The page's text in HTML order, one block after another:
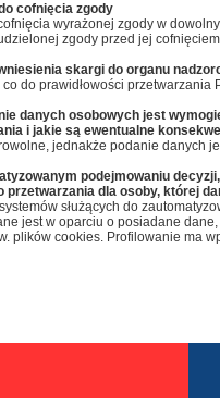
cofnięcia zgody
wyrażonej zgody w
zgody przed jej
skargi do organu
do prawidłowości
danych osobowych jest
i jakie są ewentualne
jednakże podanie danych
podejmowaniu
przetwarzania dla osoby, której
służących do
jest w oparciu o posiadane
plików cookies. Profilowanie ma